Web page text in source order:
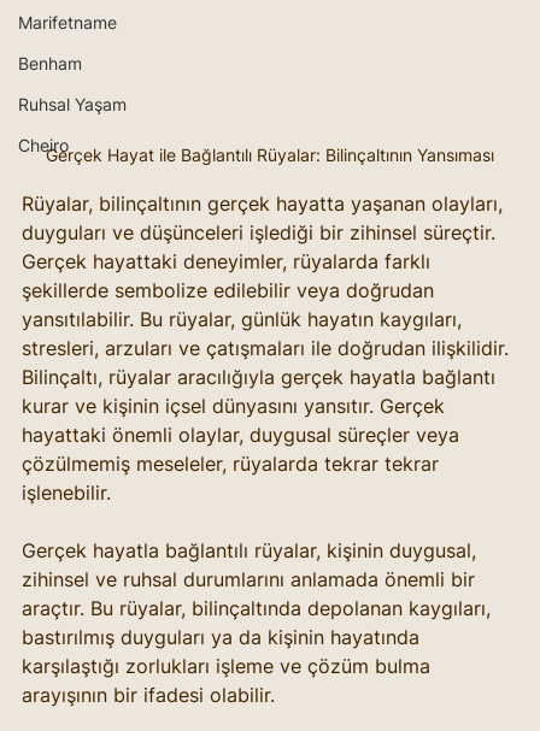
Marifetname
Benham
Ruhsal Yaşam
Cheiro
Gerçek Hayat ile Bağlantılı Rüyalar: Bilinçaltının Yansıması
Rüyalar, bilinçaltının gerçek hayatta yaşanan olayları,
duyguları ve düşünceleri işlediği bir zihinsel süreçtir.
Gerçek hayattaki deneyimler, rüyalarda farklı
şekillerde sembolize edilebilir veya doğrudan
yansıtılabilir. Bu rüyalar, günlük hayatın kaygıları,
stresleri, arzuları ve çatışmaları ile doğrudan ilişkilidir.
Bilinçaltı, rüyalar aracılığıyla gerçek hayatla bağlantı
kurar ve kişinin içsel dünyasını yansıtır. Gerçek
hayattaki önemli olaylar, duygusal süreçler veya
çözülmemiş meseleler, rüyalarda tekrar tekrar
işlenebilir.
Gerçek hayatla bağlantılı rüyalar, kişinin duygusal,
zihinsel ve ruhsal durumlarını anlamada önemli bir
araçtır. Bu rüyalar, bilinçaltında depolanan kaygıları,
bastırılmış duyguları ya da kişinin hayatında
karşılaştığı zorlukları işleme ve çözüm bulma
arayışının bir ifadesi olabilir.